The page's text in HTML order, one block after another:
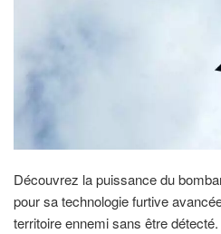
Découvrez la puissance du
pour sa technologie furtive
territoire ennemi sans être